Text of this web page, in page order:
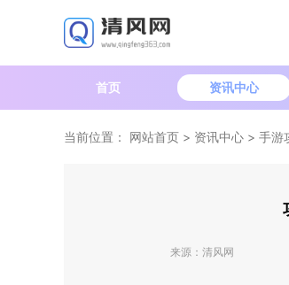
首页 资讯中心
当前位置： 网站首页 > 资讯中心 > 手游
来源： 清风网